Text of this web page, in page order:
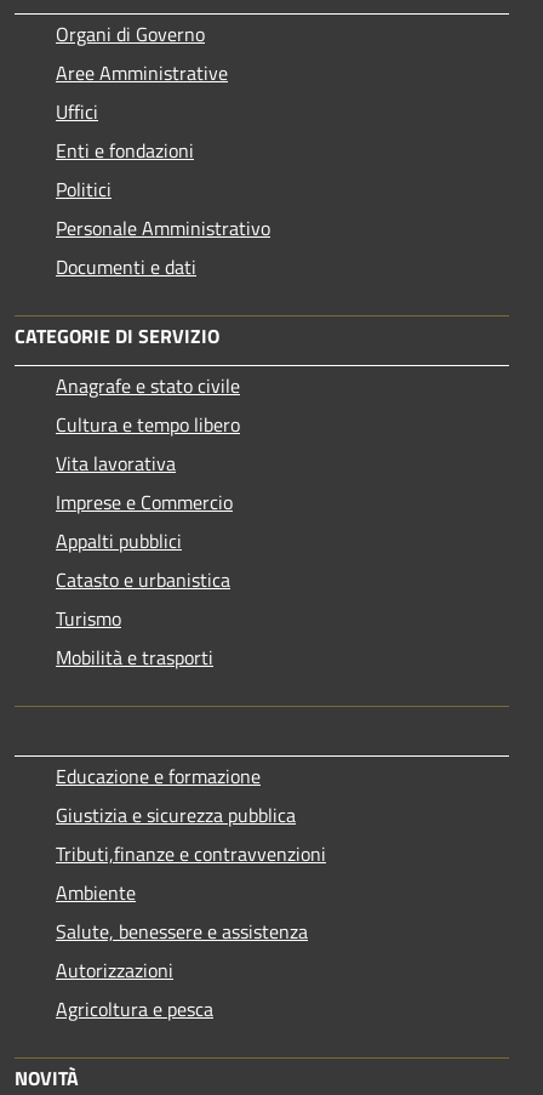
Organi di Governo
Aree Amministrative
Uffici
Enti e fondazioni
Politici
Personale Amministrativo
Documenti e dati
CATEGORIE DI SERVIZIO
Anagrafe e stato civile
Cultura e tempo libero
Vita lavorativa
Imprese e Commercio
Appalti pubblici
Catasto e urbanistica
Turismo
Mobilità e trasporti
Educazione e formazione
Giustizia e sicurezza pubblica
Tributi,finanze e contravvenzioni
Ambiente
Salute, benessere e assistenza
Autorizzazioni
Agricoltura e pesca
NOVITÀ